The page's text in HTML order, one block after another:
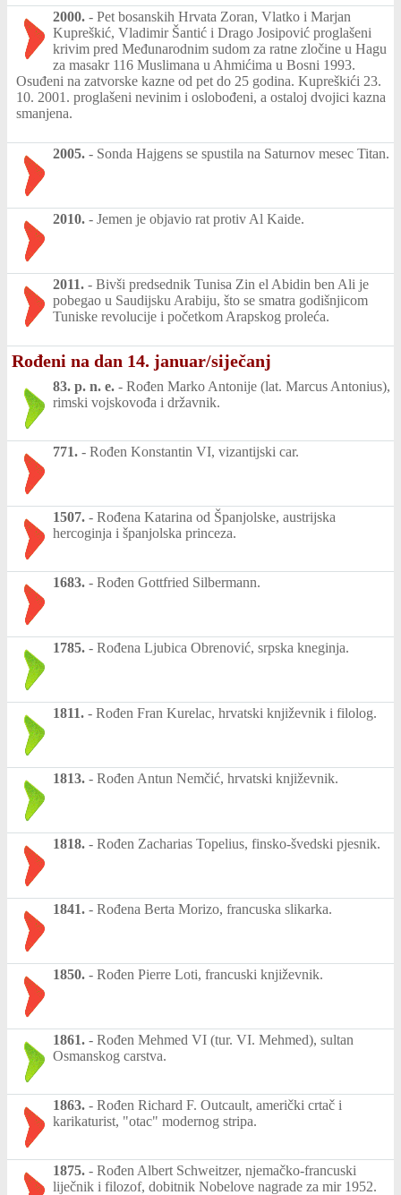
2000. - Pet bosanskih Hrvata Zoran, Vlatko i Marjan
Kupreškić, Vladimir Šantić i Drago Josipović proglašeni
krivim pred Međunarodnim sudom za ratne zločine u Hagu
za masakr 116 Muslimana u Ahmićima u Bosni 1993.
Osuđeni na zatvorske kazne od pet do 25 godina. Kupreškići 23.
10. 2001. proglašeni nevinim i oslobođeni, a ostaloj dvojici kazna
smanjena.
2005. - Sonda Hajgens se spustila na Saturnov mesec Titan.
2010. - Jemen je objavio rat protiv Al Kaide.
2011. - Bivši predsednik Tunisa Zin el Abidin ben Ali je
pobegao u Saudijsku Arabiju, što se smatra godišnjicom
Tuniske revolucije i početkom Arapskog proleća.
Rođeni na dan 14. januar/siječanj
83. p. n. e. - Rođen Marko Antonije (lat. Marcus Antonius),
rimski vojskovođa i državnik.
771. - Rođen Konstantin VI, vizantijski car.
1507. - Rođena Katarina od Španjolske, austrijska
hercoginja i španjolska princeza.
1683. - Rođen Gottfried Silbermann.
1785. - Rođena Ljubica Obrenović, srpska kneginja.
1811. - Rođen Fran Kurelac, hrvatski književnik i filolog.
1813. - Rođen Antun Nemčić, hrvatski književnik.
1818. - Rođen Zacharias Topelius, finsko-švedski pjesnik.
1841. - Rođena Berta Morizo, francuska slikarka.
1850. - Rođen Pierre Loti, francuski književnik.
1861. - Rođen Mehmed VI (tur. VI. Mehmed), sultan
Osmanskog carstva.
1863. - Rođen Richard F. Outcault, američki crtač i
karikaturist, "otac" modernog stripa.
1875. - Rođen Albert Schweitzer, njemačko-francuski
liječnik i filozof, dobitnik Nobelove nagrade za mir 1952.